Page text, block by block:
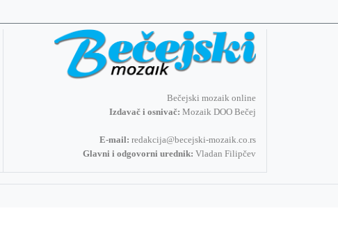
Bečejski mozaik online
Izdavač i osnivač: Mozaik DOO Bečej
E-mail: redakcija@becejski-mozaik.co.rs
Glavni i odgovorni urednik: Vladan Filipčev